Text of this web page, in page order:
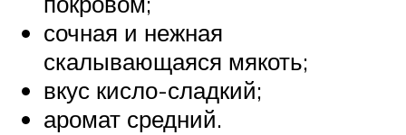
сочная и нежная
скалывающаяся мякоть;
вкус кисло-сладкий;
аромат средний.